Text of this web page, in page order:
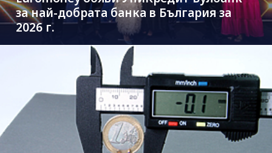
за най-добрата банка в България за
2026 г.